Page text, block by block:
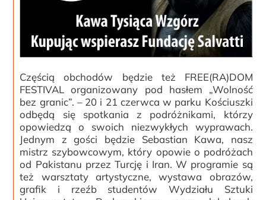
Częścią obchodów będzie też FREE(RA)DOM
FESTIVAL organizowany pod hasłem „Wolność
bez granic”. – 20 i 21 czerwca w parku Kościuszki
odbędą się spotkania z podróżnikami, którzy
opowiedzą o swoich niezwykłych wyprawach.
Jednym z gości będzie Sebastian Kawa, nasz
mistrz szybowcowym, który opowie o podróżach
od Pakistanu przez Turcję i Iran. W programie są
też warsztaty artystyczne, wystawa obrazów,
grafik i rzeźb studentów Wydziału Sztuki